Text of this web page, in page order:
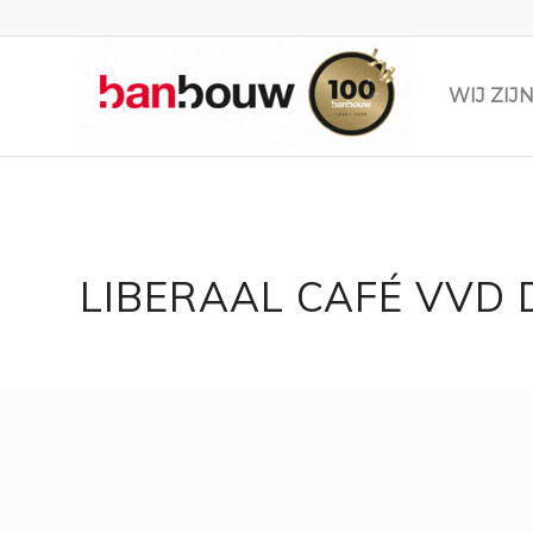
WIJ
LIBERAAL CAFÉ VVD